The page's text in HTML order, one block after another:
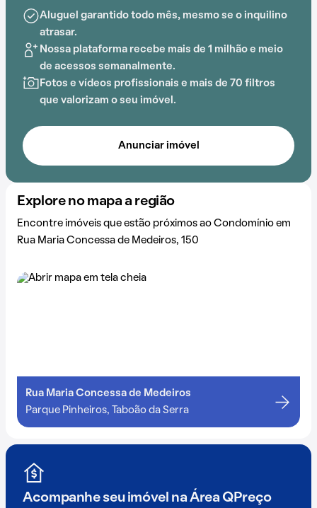
Aluguel garantido todo mês, mesmo se o inquilino
atrasar.
Nossa plataforma recebe mais de 1 milhão e meio
de acessos semanalmente.
Fotos e vídeos profissionais e mais de 70 filtros
que valorizam o seu imóvel.
Anunciar imóvel
Explore no mapa a região
Encontre imóveis que estão próximos ao Condomínio em
Rua Maria Concessa de Medeiros, 150
Rua Maria Concessa de Medeiros
Parque Pinheiros, Taboão da Serra
Acompanhe seu imóvel na Área QPreço